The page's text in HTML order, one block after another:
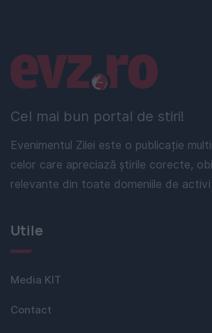
Cel mai bun portal de stiri!
Evenimentul Zilei este o publicație
celor care apreciază știrile corecte,
relevante din toate domeniile de
Linkuri utile
Utile
Media KIT
Contact